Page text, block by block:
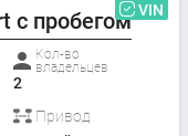
с пробегом VIN
Кол-во
владельцев
2
Привод